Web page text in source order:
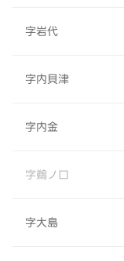
字岩代
字内貝津
字内金
字鵜ノ口
字大島